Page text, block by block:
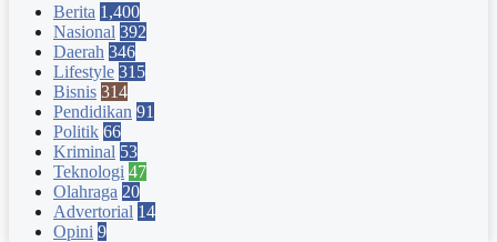
Berita 1,400
Nasional 392
Daerah 346
Lifestyle 315
Bisnis 314
Pendidikan 91
Politik 66
Kriminal 53
Teknologi 47
Olahraga 20
Advertorial 14
Opini 9